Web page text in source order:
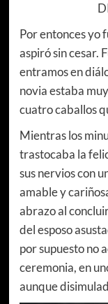
Por entonces yo
aspiró sin cesar.
entramos en
novia estaba
cuatro caballos
Mientras los
trastocaba la
sus nervios con
amable y
abrazo al
del esposo
por supuesto no
ceremonia, en
aunque